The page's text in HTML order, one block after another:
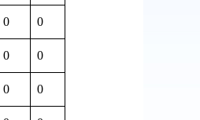
0 0
0 0
0 0